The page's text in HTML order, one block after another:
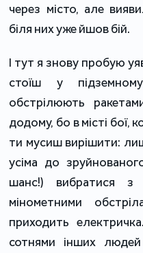
через місто, але
біля них уже йшов бій.
І тут я знову пробую
стоїш у
обстрілюють
додому, бо в місті бої,
ти мусиш вирішити:
усіма до
шанс!) вибратися з
мінометними
приходить
сотнями інших